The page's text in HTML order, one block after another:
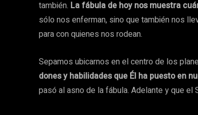
también. La fábula de hoy nos muestra
sólo nos enferman, sino que también nos
para con quienes nos rodean.
Sepamos ubicarnos en el centro de los
dones y habilidades que Él ha puesto en
pasó al asno de la fábula. Adelante y que el